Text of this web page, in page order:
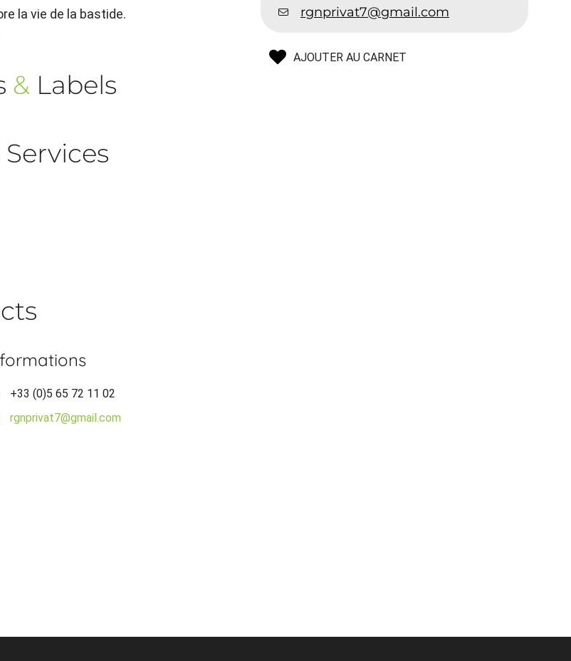
rgnprivat7@gmail.com
AJOUTER AU CARNET
la vie de la bastide.
& Labels
Services
+33 (0)5 65 72 11 02
rgnprivat7@gmail.com